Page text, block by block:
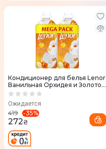
Кондиционер для белья Lenor
Ванильная Орхидея и Золотой
Янтарь 2 шт х 925 мл
Ожидается
419 -35%
272₴